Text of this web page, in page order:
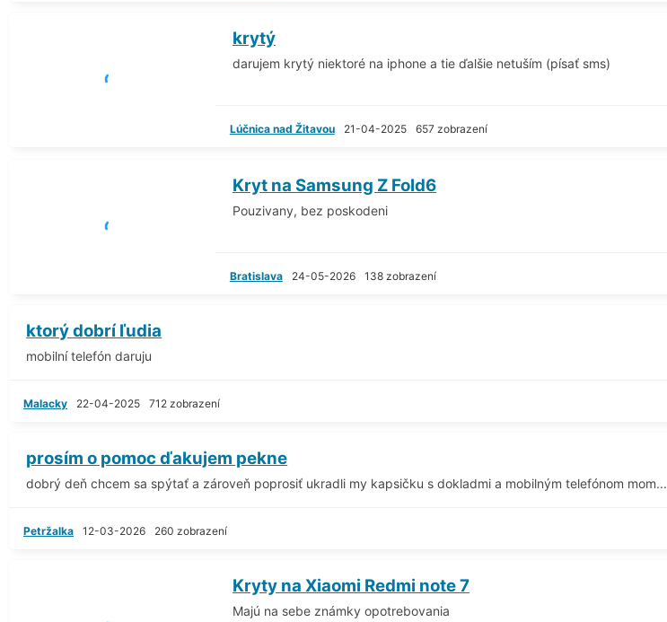
krytý
darujem krytý niektoré na iphone a tie ďalšie netuším (písať sms)
Lúčnica nad Žitavou 21-04-2025 657 zobrazení
Kryt na Samsung Z Fold6
Pouzivany, bez poskodeni
Bratislava 24-05-2026 138 zobrazení
ktorý dobrí ľudia
mobilní telefón daruju
Malacky 22-04-2025 712 zobrazení
prosím o pomoc ďakujem pekne
dobrý deň chcem sa spýtať a zároveň poprosiť ukradli my kapsičku s dokladmi a mobilným telefónom mom...
Petržalka 12-03-2026 260 zobrazení
Kryty na Xiaomi Redmi note 7
Majú na sebe známky opotrebovania